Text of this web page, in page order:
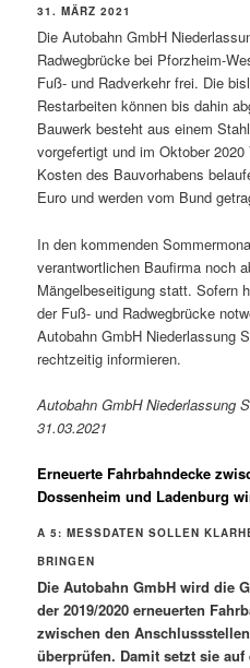
31. MÄRZ 2021
Die Autobahn GmbH
Radwegbrücke bei Pforzheim-
Fuß- und Radverkehr frei. Die
Restarbeiten können bis dahin
Bauwerk besteht aus einem
vorgefertigt und im Oktober
Kosten des Bauvorhabens
Euro und werden vom Bund
In den kommenden
verantwortlichen Baufirma noch
Mängelbeseitigung statt. Sofern
der Fuß- und Radwegbrücke
Autobahn GmbH Niederlassung
rechtzeitig informieren.
Autobahn GmbH Niederlassung
31.03.2021
Erneuerte Fahrbahndecke
Dossenheim und Ladenburg
A 5: MESSDATEN SOLLEN
BRINGEN
Die Autobahn GmbH wird die
der 2019/2020 erneuerten
zwischen den
überprüfen. Damit setzt sie